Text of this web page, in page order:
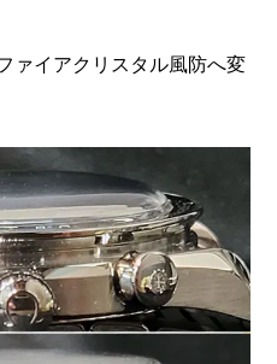
ァイアクリスタル風防へ変